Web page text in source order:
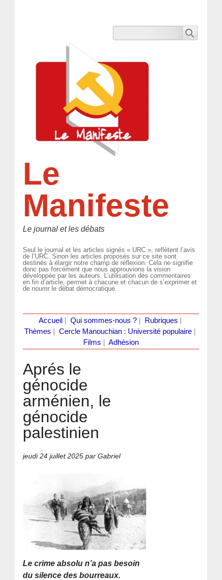
Le
Manifeste
Le journal et les débats
Seul le journal et les articles signés « URC », reflètent l’avis
de l’URC. Sinon les articles proposés sur ce site sont
destinés à élargir notre champ de réflexion. Cela ne signifie
donc pas forcément que nous approuvions la vision
développée par les auteurs. L’utilisation des commentaires
en fin d’article, permet à chacune et chacun de s’exprimer et
de nourrir le débat démocratique.
Accueil Qui sommes-nous ?| Rubriques
Thèmes
Cercle Manouchian : Université populaire
Films
Adhésion
Aprés le
génocide
arménien, le
génocide
palestinien
jeudi 24 juillet 2025 par Gabriel
Le crime absolu n’a pas besoin
du silence des bourreaux.